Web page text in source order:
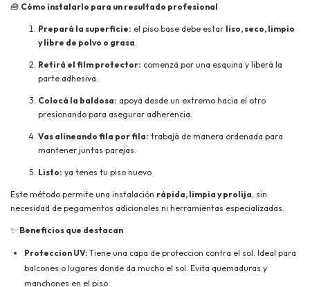
🧰 Cómo instalarlo para un resultado profesional
Prepará la superficie: el piso base debe estar liso, seco, limpio
y libre de polvo o grasa
Retirá el film protector: comenzá por una esquina y liberá la
parte adhesiva.
Colocá la baldosa: apoyá desde un extremo hacia el otro
presionando para asegurar adherencia.
Vas alineando fila por fila: trabajá de manera ordenada para
mantener juntas parejas.
Listo: ya tenes tu piso nuevo
Este método permite una instalación rápida, limpia y prolija , sin
necesidad de pegamentos adicionales ni herramientas especializadas.
✨ Beneficios que destacan
Proteccion UV: Tiene una capa de proteccion contra el sol. Ideal para
balcones o lugares donde da mucho el sol. Evita quemaduras y
manchones en el piso